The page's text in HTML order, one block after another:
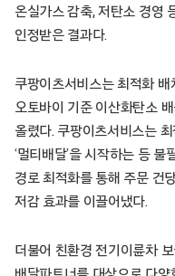
온실가스 감축, 저탄소 경영
인정받은 결과다.
쿠팡이츠서비스는 최적화
오토바이 기준 이산화탄소
올렸다. 쿠팡이츠서비스는
‘멀티배달’을 시작하는 등
경로 최적화를 통해 주문 건
저감 효과를 이끌어냈다.
더불어 친환경 전기이륜차